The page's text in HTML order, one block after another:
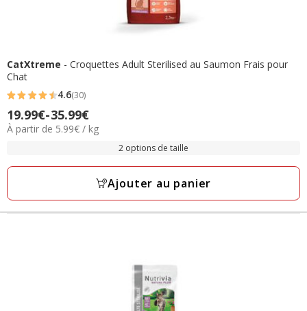
CatXtreme - Croquettes Adult Sterilised au Saumon Frais pour
Chat
4.6
étoiles
avec
avis
4.6(30)
Prix
de
à
19.99€-35.99€
5.99€
À partir de 5.99€ / kg
2 options de taille
Ajouter au panier